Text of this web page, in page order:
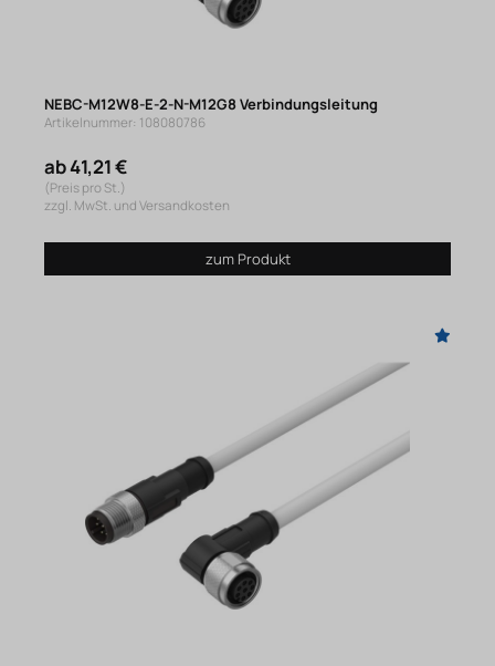
NEBC-M12W8-E-2-N-M12G8 Verbindungsleitung
Artikelnummer: 108080786
ab 41,21 €
(Preis pro St.)
zzgl. MwSt. und Versandkosten
zum Produkt